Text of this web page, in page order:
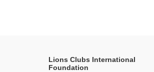
Lions Clubs International
Foundation